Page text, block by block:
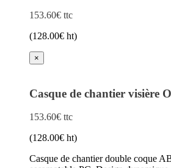
peuvent
choisies
sur
la
page
produit
153.60€ ttc
(128.00€ ht)
×
Casque de chantier visière
153.60€ ttc
(128.00€ ht)
Casque de chantier double coque